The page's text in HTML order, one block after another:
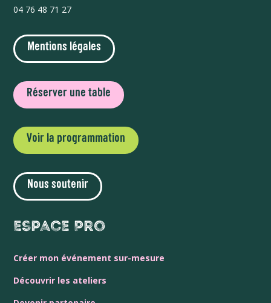
04 76 48 71 27
Mentions légales
Réserver une table
Voir la programmation
Nous soutenir
Espace Pro
Créer mon événement sur-mesure
Découvrir les ateliers